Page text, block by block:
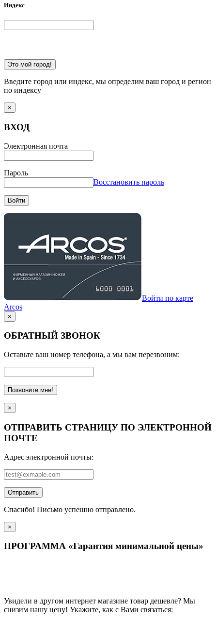
Индекс
Это мой город!
Введите город или индекс, мы определим ваш город и регион
по индексу
×
ВХОД
Электронная почта
Пароль
Восстановить пароль
Войти
Войти по карте
Arcos
×
ОБРАТНЫЙ ЗВОНОК
Оставьте ваш номер телефона, а мы вам перезвоним:
Позвоните мне!
×
ОТПРАВИТЬ СТРАНИЦУ ПО ЭЛЕКТРОННОЙ
ПОЧТЕ
Адрес электронной почты:
Отправить
Спасибо! Письмо успешно отправлено.
×
ПРОГРАММА «Гарантия минимальной цены»
Увидели в другом интернет магазине товар дешевле? Мы
снизим нашу цену! Укажите, как с Вами связаться: